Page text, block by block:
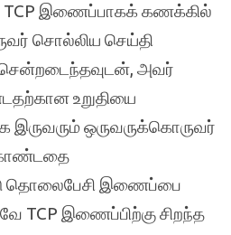
இணைப்பாகக் கணக்கில்
சொல்லிய செய்தி
அவர்
உறுதியை
இருவரும் ஒருவருக்கொருவர்
தொலைபேசி இணைப்பை
TCP இணைப்பிற்கு சிறந்த